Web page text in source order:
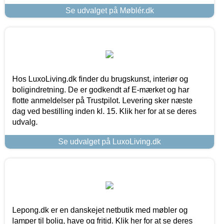
Se udvalget på Møblér.dk
Hos LuxoLiving.dk finder du brugskunst, interiør og
boligindretning. De er godkendt af E-mærket og har
flotte anmeldelser på Trustpilot. Levering sker næste
dag ved bestilling inden kl. 15. Klik her for at se deres
udvalg.
Se udvalget på LuxoLiving.dk
Lepong.dk er en danskejet netbutik med møbler og
lamper til bolig, have og fritid. Klik her for at se deres